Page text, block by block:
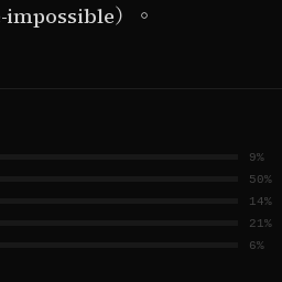
impossible）。
9%
50%
14%
21%
6%